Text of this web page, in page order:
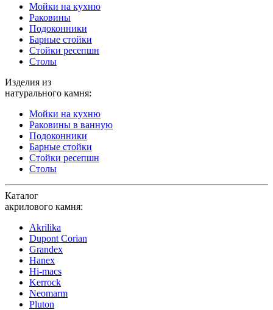
Мойки на кухню
Раковины
Подоконники
Барные стойки
Стойки ресепшн
Столы
Изделия из
натурального камня:
Мойки на кухню
Раковины в ванную
Подоконники
Барные стойки
Стойки ресепшн
Столы
Каталог
акрилового камня:
Akrilika
Dupont Corian
Grandex
Hanex
Hi-macs
Kerrock
Neomarm
Pluton